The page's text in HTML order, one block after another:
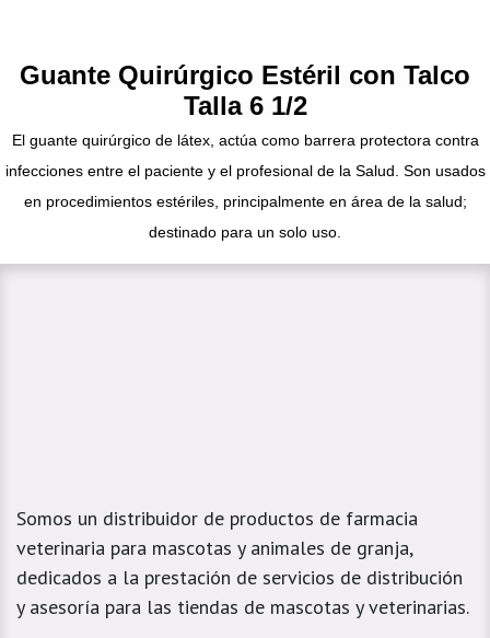
Guante Quirúrgico Estéril con Talco
Talla 6 1/2
El guante quirúrgico de látex, actúa como barrera protectora contra
infecciones entre el paciente y el profesional de la Salud. Son usados
en procedimientos estériles, principalmente en área de la salud;
destinado para un solo uso.
Somos un distribuidor de productos de farmacia
veterinaria para mascotas y animales de granja,
dedicados a la prestación de servicios de distribución
y asesoría para las tiendas de mascotas y veterinarias.